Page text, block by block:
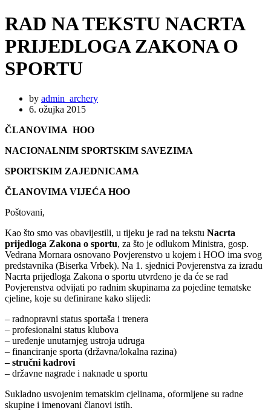
RAD NA TEKSTU NACRTA
PRIJEDLOGA ZAKONA O
SPORTU
by admin_archery
6. ožujka 2015
ČLANOVIMA HOO
NACIONALNIM SPORTSKIM SAVEZIMA
SPORTSKIM ZAJEDNICAMA
ČLANOVIMA VIJEĆA HOO
Poštovani,
Kao što smo vas obavijestili, u tijeku je rad na tekstu Nacrta
prijedloga Zakona o sportu, za što je odlukom Ministra, gosp.
Vedrana Mornara osnovano Povjerenstvo u kojem i HOO ima svog
predstavnika (Biserka Vrbek). Na 1. sjednici Povjerenstva za izradu
Nacrta prijedloga Zakona o sportu utvrđeno je da će se rad
Povjerenstva odvijati po radnim skupinama za pojedine tematske
cjeline, koje su definirane kako slijedi:
– radnopravni status sportaša i trenera
– profesionalni status klubova
– uređenje unutarnjeg ustroja udruga
– financiranje sporta (državna/lokalna razina)
– stručni kadrovi
– državne nagrade i naknade u sportu
Sukladno usvojenim tematskim cjelinama, oformljene su radne
skupine i imenovani članovi istih.